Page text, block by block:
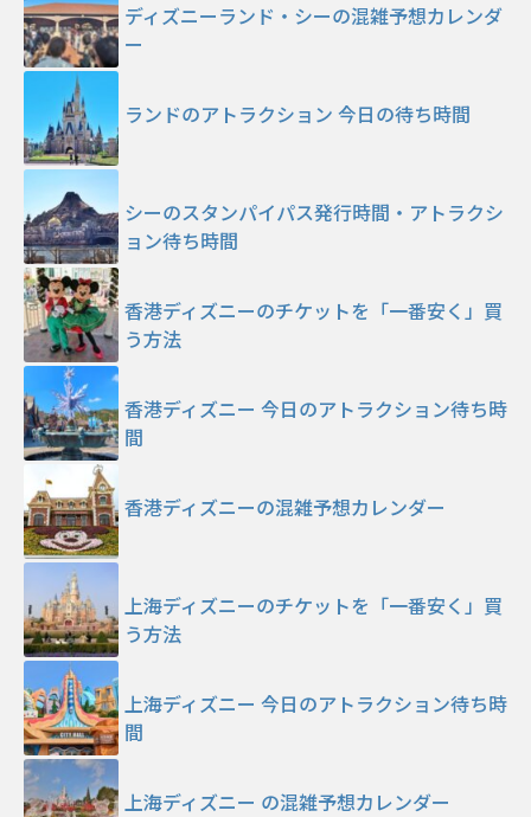
ディズニーランド・シーの混雑予想カレンダ
ー
ランドのアトラクション 今日の待ち時間
シーのスタンパイパス発行時間・アトラクシ
ョン待ち時間
香港ディズニーのチケットを「一番安く」買
う方法
香港ディズニー 今日のアトラクション待ち時
間
香港ディズニーの混雑予想カレンダー
上海ディズニーのチケットを「一番安く」買
う方法
上海ディズニー 今日のアトラクション待ち時
間
上海ディズニー の混雑予想カレンダー